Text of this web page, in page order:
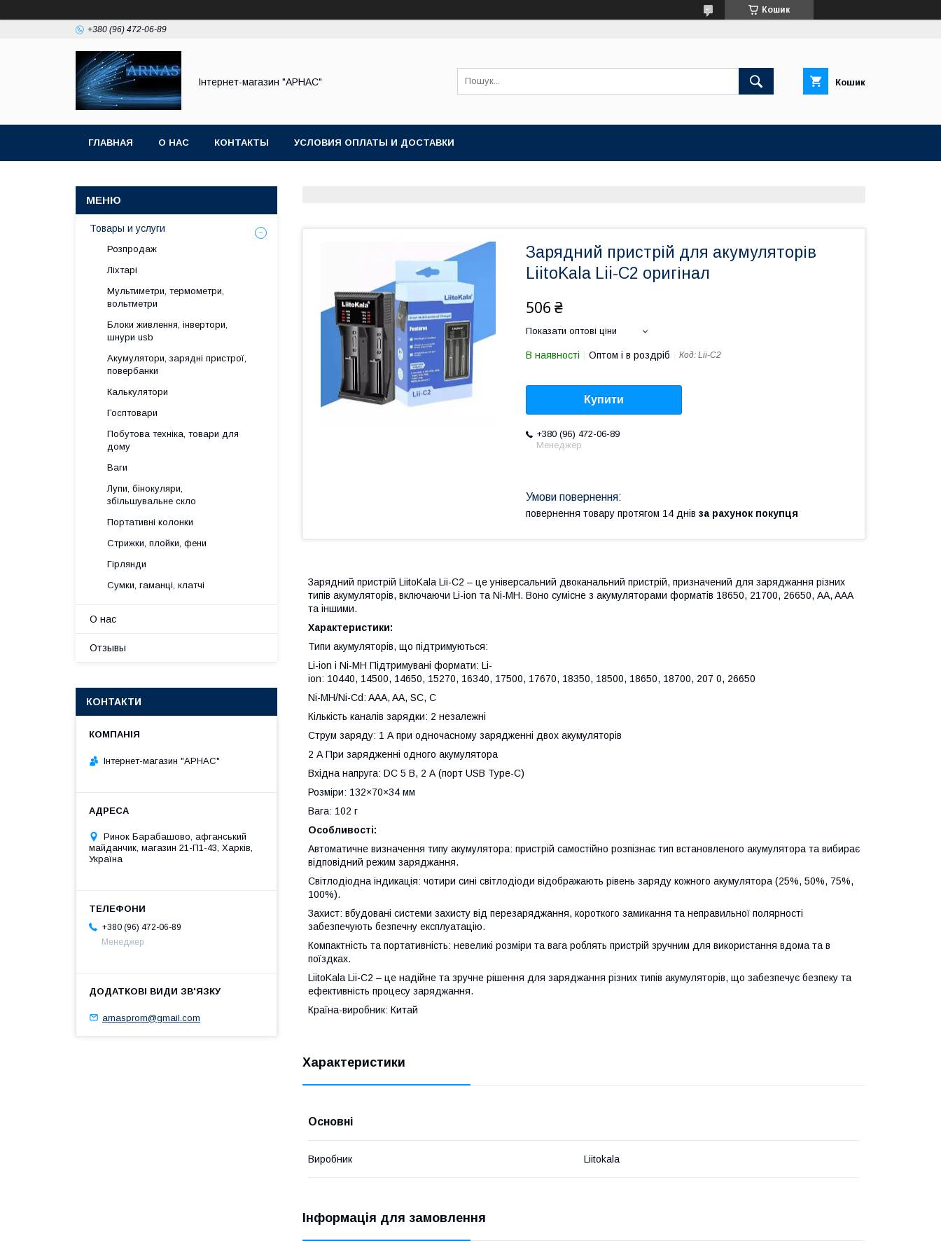
Кошик
+380 (96) 472-06-89
Інтернет-магазин "АРНАС" Кошик
ГЛАВНАЯ О НАС КОНТАКТЫ УСЛОВИЯ ОПЛАТЫ И ДОСТАВКИ
Зарядний пристрій для акумуляторів
LiitoKala Lii-C2 оригінал
506 ₴
Показати оптові ціни
В наявності Оптом і в роздріб Код: Lii-C2
Купити
+380 (96) 472-06-89
Менеджер
повернення товару протягом 14 днів за рахунок покупця
Зарядний пристрій LiitoKala Lii-C2 – це універсальний двоканальний пристрій, призначений для заряджання різних
типів акумуляторів, включаючи Li-ion та Ni-MH. Воно сумісне з акумуляторами форматів 18650, 21700, 26650, AA, AAA
та іншими.
Характеристики:
Типи акумуляторів, що підтримуються:
Li-ion і Ni-MH Підтримувані формати: Li-
ion: 10440, 14500, 14650, 15270, 16340, 17500, 17670, 18350, 18500, 18650, 18700, 207 0, 26650
Ni-MH/Ni-Cd: AAA, AA, SC, C
Кількість каналів зарядки: 2 незалежні
Струм заряду: 1 А при одночасному зарядженні двох акумуляторів
2 А При зарядженні одного акумулятора
Вхідна напруга: DC 5 В, 2 А (порт USB Type-C)
Розміри: 132×70×34 мм
Вага: 102 г
Особливості:
Автоматичне визначення типу акумулятора: пристрій самостійно розпізнає тип встановленого акумулятора та вибирає
відповідний режим заряджання.
Світлодіодна індикація: чотири сині світлодіоди відображають рівень заряду кожного акумулятора (25%, 50%, 75%,
100%).
Захист: вбудовані системи захисту від перезаряджання, короткого замикання та неправильної полярності
забезпечують безпечну експлуатацію.
Компактність та портативність: невеликі розміри та вага роблять пристрій зручним для використання вдома та в
поїздках.
LiitoKala Lii-C2 – це надійне та зручне рішення для заряджання різних типів акумуляторів, що забезпечує безпеку та
ефективність процесу заряджання.
Країна-виробник: Китай
Характеристики
Основні
Виробник Liitokala
Інформація для замовлення
Товары и услуги
Розпродаж
Ліхтарі
Мультиметри, термометри,
вольтметри
Блоки живлення, інвертори,
шнури usb
Акумулятори, зарядні пристрої,
повербанки
Калькулятори
Госптовари
Побутова техніка, товари для
дому
Ваги
Лупи, бінокуляри,
збільшувальне скло
Портативні колонки
Стрижки, плойки, фени
Гірлянди
Сумки, гаманці, клатчі
О нас
Отзывы
КОНТАКТИ
Інтернет-магазин "АРНАС"
Ринок Барабашово, афганський
майданчик, магазин 21-П1-43, Харків,
Україна
+380 (96) 472-06-89
Менеджер
arnasprom@gmail.com